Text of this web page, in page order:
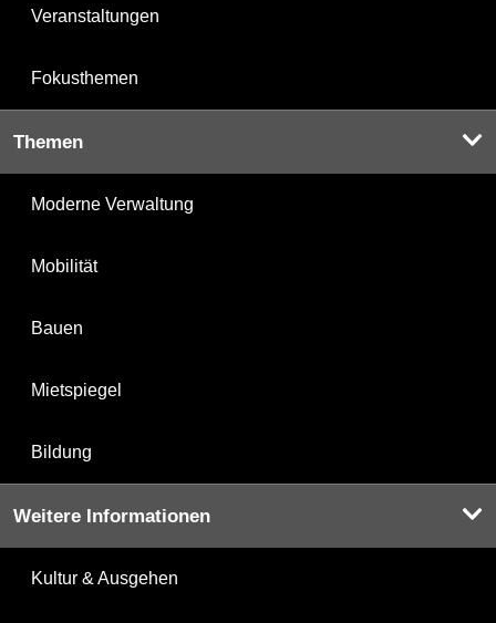
Veranstaltungen
Fokusthemen
Themen
Moderne Verwaltung
Mobilität
Bauen
Mietspiegel
Bildung
Weitere Informationen
Kultur & Ausgehen